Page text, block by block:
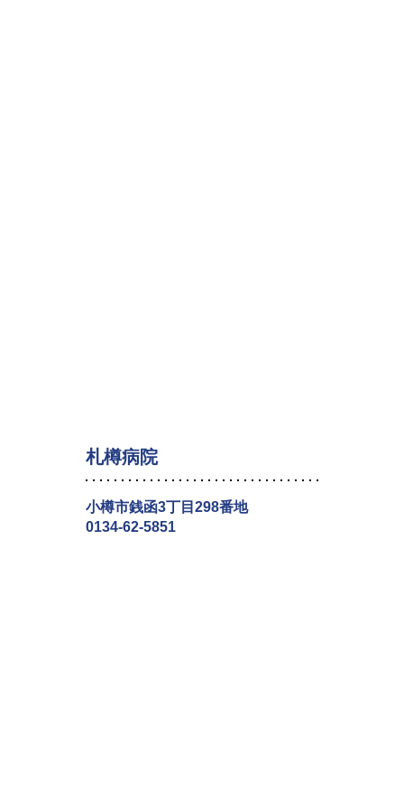
札樽病院
小樽市銭函3丁目298番地
0134-62-5851